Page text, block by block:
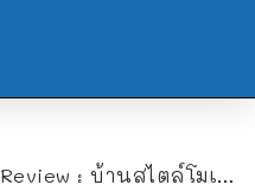
Review : บ้านสไตล์โมเดิร์นสีชมพูสดใส พื้นที่ 45 ตร.ม. งบก่อสร้าง 450,000 บาท